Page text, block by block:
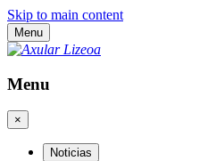
Skip to main content
Menu
Menu
×
Noticias